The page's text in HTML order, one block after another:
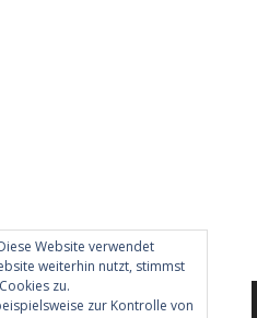
Website verwendet
weiterhin nutzt, stimmst
zu.
zur Kontrolle von